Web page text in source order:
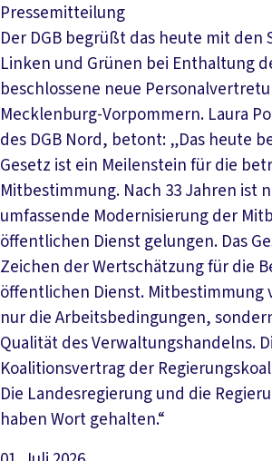
Pressemitteilung
Der DGB begrüßt das heute mit den
Linken und Grünen bei Enthaltung
beschlossene neue
Mecklenburg-Vorpommern. Laura
des DGB Nord, betont: „Das heute
Gesetz ist ein Meilenstein für die
Mitbestimmung. Nach 33 Jahren ist
umfassende Modernisierung der
öffentlichen Dienst gelungen. Das
Zeichen der Wertschätzung für die
öffentlichen Dienst. Mitbestimmung
nur die Arbeitsbedingungen,
Qualität des Verwaltungshandelns.
Koalitionsvertrag der
Die Landesregierung und die
haben Wort gehalten.“